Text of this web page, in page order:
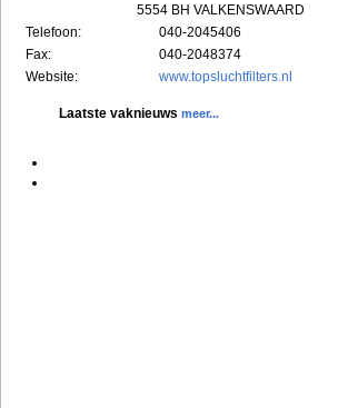
5554 BH VALKENSWAARD
Telefoon:
040-2045406
Fax:
040-2048374
Website:
www.topsluchtfilters.nl
Laatste vaknieuws meer...